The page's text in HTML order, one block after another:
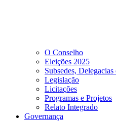
O Conselho
Eleições 2025
Subsedes, Delegacias
Legislação
Licitações
Programas e Projetos
Relato Integrado
Governança